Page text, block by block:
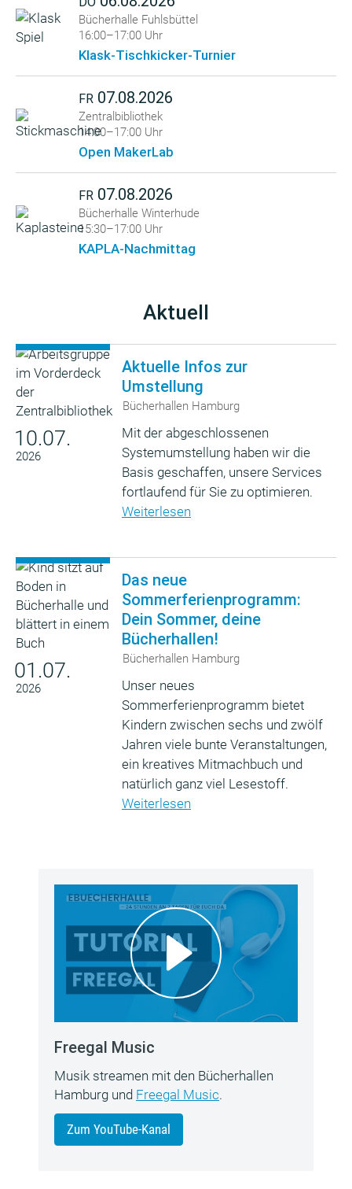
Bücherhalle Fuhlsbüttel
16:00–17:00 Uhr
Klask-Tischkicker-Turnier
FR 07.08.2026
Zentralbibliothek
14:00–17:00 Uhr
Open MakerLab
FR 07.08.2026
Bücherhalle Winterhude
15:30–17:00 Uhr
KAPLA-Nachmittag
Aktuell
10.07.
2026
Aktuelle Infos zur
Umstellung
Bücherhallen Hamburg
Mit der abgeschlossenen
Systemumstellung haben wir die
Basis geschaffen, unsere Services
fortlaufend für Sie zu optimieren.
Weiterlesen
01.07.
2026
Das neue
Sommerferienprogramm:
Dein Sommer, deine
Bücherhallen!
Bücherhallen Hamburg
Unser neues
Sommerferienprogramm bietet
Kindern zwischen sechs und zwölf
Jahren viele bunte Veranstaltungen,
ein kreatives Mitmachbuch und
natürlich ganz viel Lesestoff.
Weiterlesen
Freegal Music
Musik streamen mit den Bücherhallen
Hamburg und Freegal Music.
Zum YouTube-Kanal